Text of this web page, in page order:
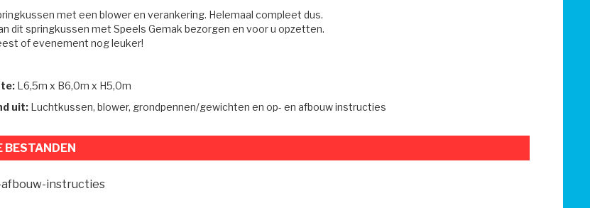
met een blower en verankering. Helemaal compleet dus.
dit springkussen met Speels Gemak bezorgen en voor u opzetten.
of evenement nog leuker!
L6,5m x B6,0m x H5,0m
uit: Luchtkussen, blower, grondpennen/gewichten en op- en afbouw instructies
BESTANDEN
instructies